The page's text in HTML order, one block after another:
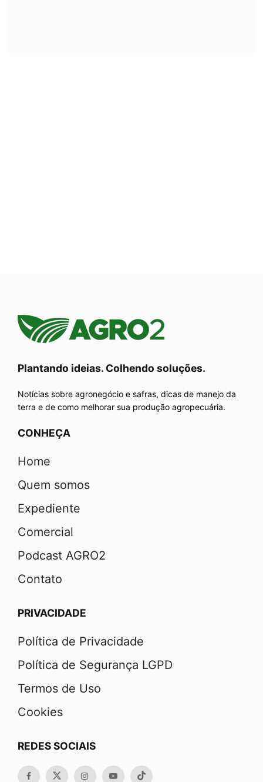
Plantando ideias. Colhendo soluções.
Notícias sobre agronegócio e safras, dicas de manejo da
terra e de como melhorar sua produção agropecuária.
CONHEÇA
Home
Quem somos
Expediente
Comercial
Podcast AGRO2
Contato
PRIVACIDADE
Política de Privacidade
Política de Segurança LGPD
Termos de Uso
Cookies
REDES SOCIAIS